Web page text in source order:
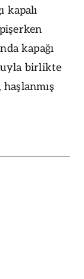
kapalı
kapağı
birlikte